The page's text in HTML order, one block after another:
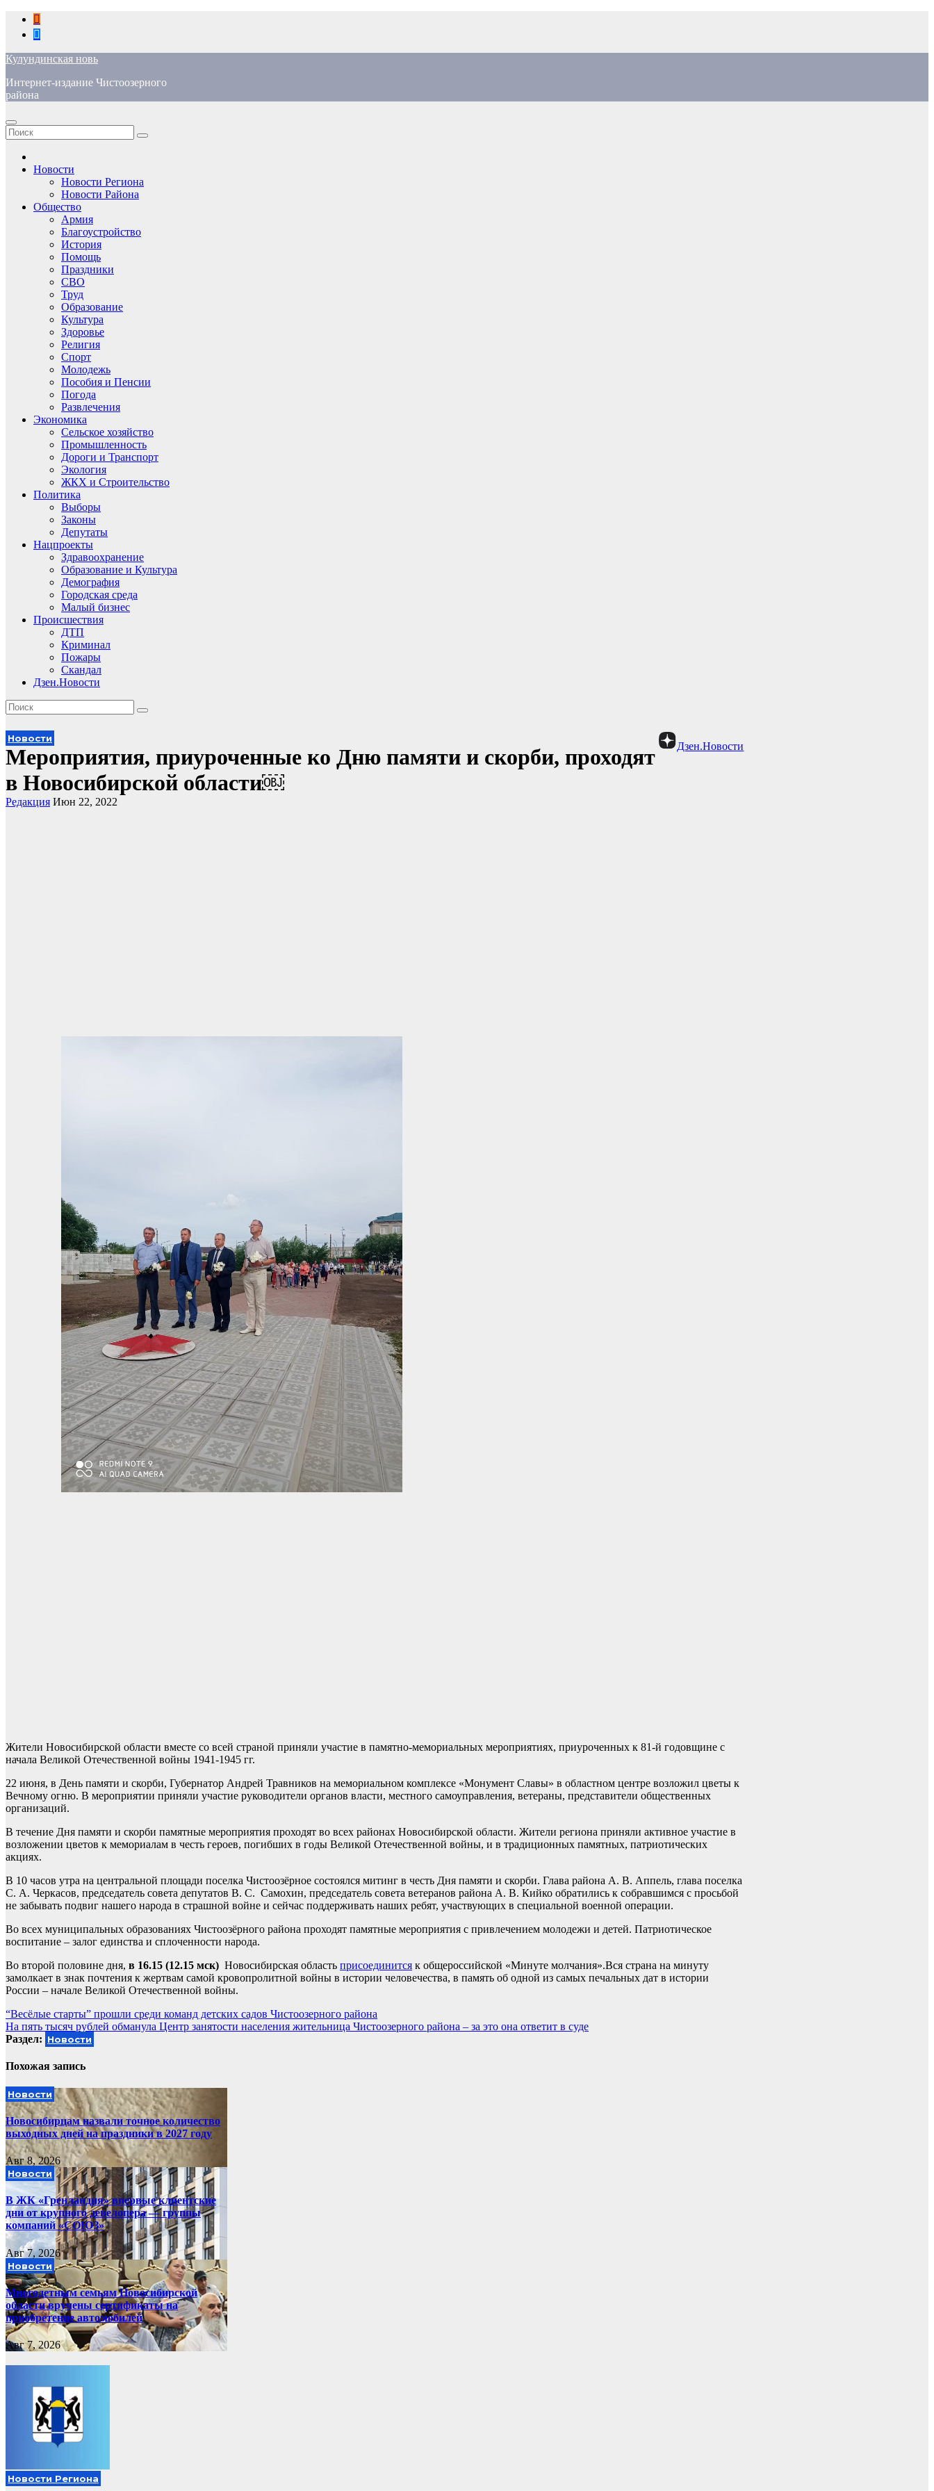
Перейти
содержимому
Кулундинская новь
Интернет-издание Чистоозерного
района
Новости
Новости Региона
Новости Района
Общество
Армия
Благоустройство
История
Помощь
Праздники
СВО
Труд
Образование
Культура
Здоровье
Религия
Спорт
Молодежь
Пособия и Пенсии
Погода
Развлечения
Экономика
Сельское хозяйство
Промышленность
Дороги и Транспорт
Экология
ЖКХ и Строительство
Политика
Выборы
Законы
Депутаты
Нацпроекты
Здравоохранение
Образование и Культура
Демография
Городская среда
Малый бизнес
Происшествия
ДТП
Криминал
Пожары
Скандал
Дзен.Новости
Дзен.Новости
Новости
Мероприятия, приуроченные ко Дню памяти и скорби, проходят
в Новосибирской области￼
Редакция Июн 22, 2022
Жители Новосибирской области вместе со всей страной приняли участие в памятно-мемориальных мероприятиях, приуроченных к 81-й годовщине с
начала Великой Отечественной войны 1941-1945 гг.
22 июня, в День памяти и скорби, Губернатор Андрей Травников на мемориальном комплексе «Монумент Славы» в областном центре возложил цветы к
Вечному огню. В мероприятии приняли участие руководители органов власти, местного самоуправления, ветераны, представители общественных
организаций.
В течение Дня памяти и скорби памятные мероприятия проходят во всех районах Новосибирской области. Жители региона приняли активное участие в
возложении цветов к мемориалам в честь героев, погибших в годы Великой Отечественной войны, и в традиционных памятных, патриотических
акциях.
В 10 часов утра на центральной площади поселка Чистоозёрное состоялся митинг в честь Дня памяти и скорби. Глава района А. В. Аппель, глава поселка
С. А. Черкасов, председатель совета депутатов В. С. Самохин, председатель совета ветеранов района А. В. Кийко обратились к собравшимся с просьбой
не забывать подвиг нашего народа в страшной войне и сейчас поддерживать наших ребят, участвующих в специальной военной операции.
Во всех муниципальных образованиях Чистоозёрного района проходят памятные мероприятия с привлечением молодежи и детей. Патриотическое
воспитание – залог единства и сплоченности народа.
Во второй половине дня, в 16.15 (12.15 мск) Новосибирская область присоединится к общероссийской «Минуте молчания».Вся страна на минуту
замолкает в знак почтения к жертвам самой кровопролитной войны в истории человечества, в память об одной из самых печальных дат в истории
России – начале Великой Отечественной войны.
Навигация
по
“Весёлые старты” прошли среди команд детских садов Чистоозерного района
На пять тысяч рублей обманула Центр занятости населения жительница Чистоозерного района – за это она ответит в суде
Раздел: Новости
Похожая запись
Новости
Новосибирцам назвали точное количество
выходных дней на праздники в 2027 году
Авг 8, 2026
Новости
В ЖК «Гренландия» впервые клиентские
дни от крупного девелопера — группы
компаний «СОЮЗ»
Авг 7, 2026
Новости
Многодетным семьям Новосибирской
области вручены сертификаты на
приобретение автомобилей
Авг 7, 2026
Новости Региона